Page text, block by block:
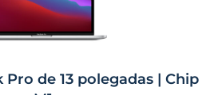
de 13 polegadas | Chip